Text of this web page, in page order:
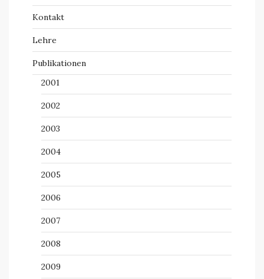
Kontakt
Lehre
Publikationen
2001
2002
2003
2004
2005
2006
2007
2008
2009